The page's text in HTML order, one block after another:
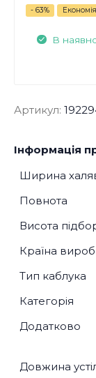
- 63% Економія
В
Артикул:
Інформація
Ширина
Повнота
Висота
Країна
Тип каблука
Категорія
Додатково
Довжина